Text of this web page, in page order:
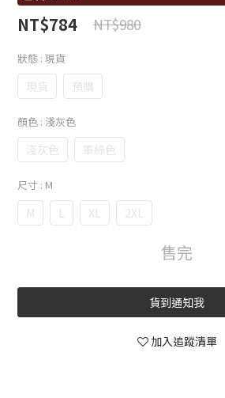
NT$784 NT$980
狀態 : 現貨
現貨 預購
顏色 : 淺灰色
淺灰色 軍綠色
尺寸 : M
M L XL 2XL
售完
貨到通知我
加入追蹤清單